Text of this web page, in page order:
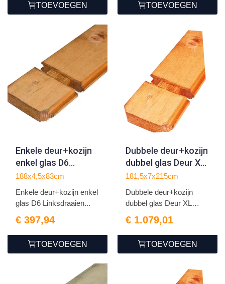
TOEVOEGEN TOEVOEGEN
Enkele deur+kozijn
enkel glas D6
Linksdraaiend |
geïmpregneerd
188x4,5x83cm
Enkele deur+kozijn enkel
glas D6 Linksdraaien...
€ 397,94
TOEVOEGEN
Dubbele deur+kozijn
dubbel glas Deur XL
174x209cm
RCW geïmpregneerd
181,5x7x215cm
Dubbele deur+kozijn
dubbel glas Deur XL
€ 1.079,01
TOEVOEGEN